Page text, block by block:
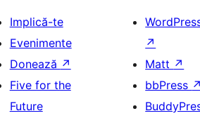
Implică-te
Evenimente
Donează ↗
Five for the
Future
↗
Matt ↗
bbPress ↗